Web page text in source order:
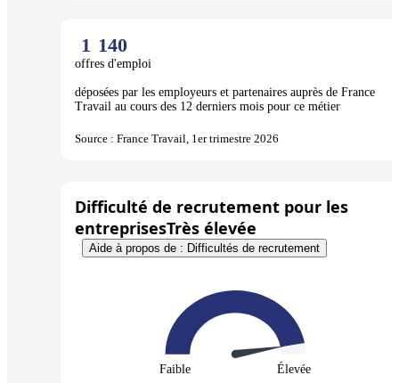
1 140
offres d'emploi
déposées par les employeurs et partenaires auprès de France
Travail au cours des 12 derniers mois pour ce métier
Source : France Travail, 1er trimestre 2026
Difficulté de recrutement pour les
entreprisesTrès élevée
Aide à propos de : Difficultés de recrutement
Faible Élevée